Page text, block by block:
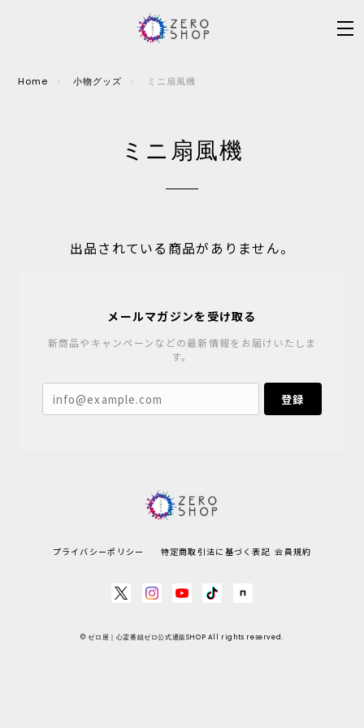
Home 小物グッズ ミニ扇風機
ミニ扇風機
出品されている商品がありません。
メールマガジンを受け取る
新商品やキャンペーンなどの最新情報をお届けいたしま
す。
登録
プライバシーポリシー 特定商取引法に基づく表記 会員規約
© ゼロ屋｜心霊番組ゼロ公式通販SHOP All rights reserved.